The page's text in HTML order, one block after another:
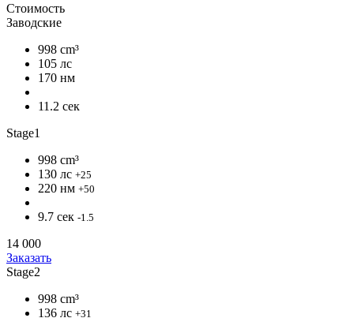
Стоимость
Заводские
998 cm³
105 лс
170 нм
11.2 сек
Stage1
998 cm³
130 лс +25
220 нм +50
9.7 сек -1.5
14 000
Заказать
Stage2
998 cm³
136 лс +31